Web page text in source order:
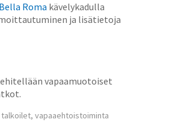
Bella Roma kävelykadulla
ja lisätietoja
vapaamuotoiset
talkoilet, vapaaehtoistoiminta